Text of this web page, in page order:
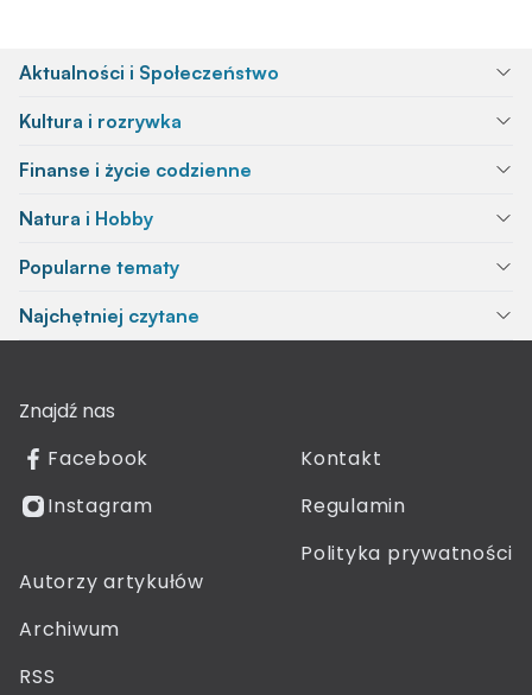
Aktualności i Społeczeństwo
Kultura i rozrywka
Finanse i życie codzienne
Natura i Hobby
Popularne tematy
Najchętniej czytane
Znajdź nas
Facebook
Instagram
Kontakt
Regulamin
Polityka prywatności
Autorzy artykułów
Archiwum
RSS